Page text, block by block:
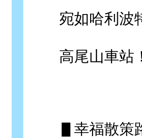
宛如哈利波特
高尾山車站！
▋幸福散策路